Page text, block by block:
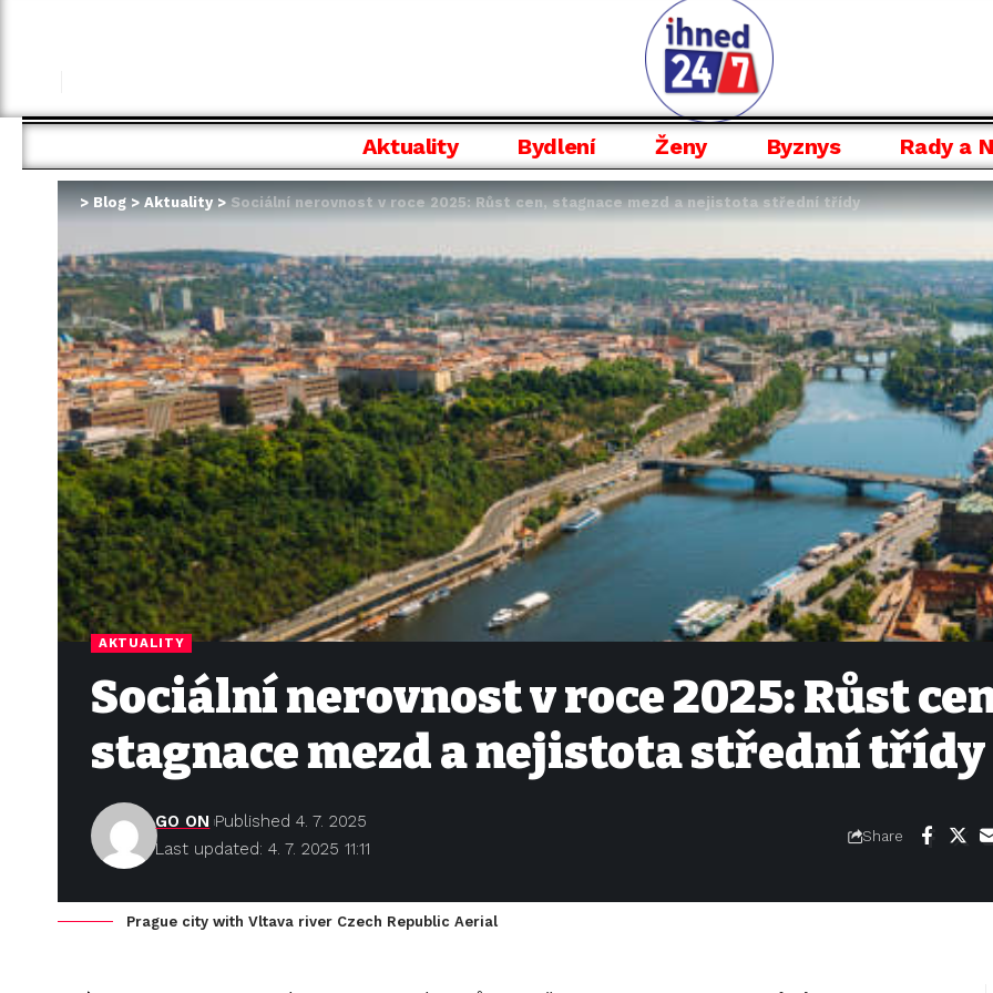
Aktuality Bydlení Ženy Byznys Rady a
> Blog > Aktuality> Sociální nerovnost v roce 2025: Růst cen, stagnace mezd a nejistota střední třídy
AKTUALITY
Sociální nerovnost v roce 2025: Růst
stagnace mezd a nejistota střední třídy
Last updated: 4. 7. 2025 11:11
GO ON Published 4. 7. 2025
Share
Prague city with Vltava river Czech Republic Aerial